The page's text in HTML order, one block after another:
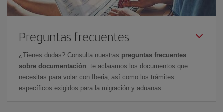
Preguntas frecuentes
¿Tienes dudas? Consulta nuestras preguntas frecuentes
sobre documentación: te aclaramos los documentos que
necesitas para volar con Iberia, así como los trámites
específicos exigidos para la migración y aduanas.